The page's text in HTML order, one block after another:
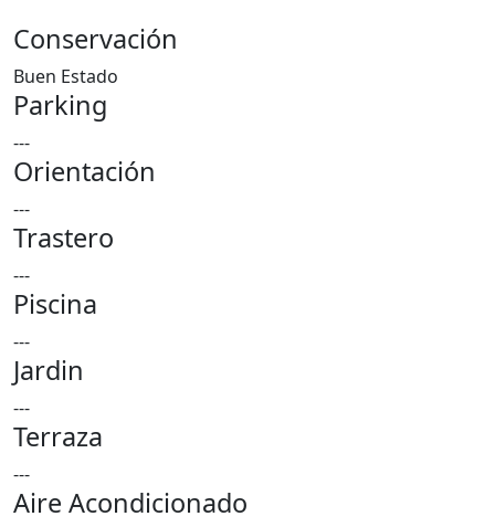
Conservación
Buen Estado
Parking
---
Orientación
---
Trastero
---
Piscina
---
Jardin
---
Terraza
---
Aire Acondicionado